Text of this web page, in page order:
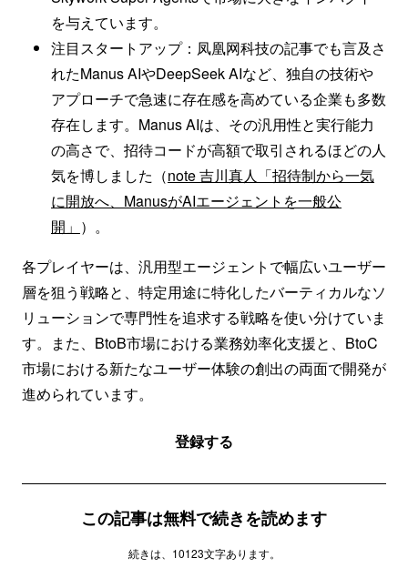
を与えています。
注目スタートアップ：凤凰网科技の記事でも言及さ
れたManus AIやDeepSeek AIなど、独自の技術や
アプローチで急速に存在感を高めている企業も多数
存在します。Manus AIは、その汎用性と実行能力
の高さで、招待コードが高額で取引されるほどの人
気を博しました（note 吉川真人「招待制から一気
に開放へ、ManusがAIエージェントを一般公
開」 ）。
各プレイヤーは、汎用型エージェントで幅広いユーザー
層を狙う戦略と、特定用途に特化したバーティカルなソ
リューションで専門性を追求する戦略を使い分けていま
す。また、BtoB市場における業務効率化支援と、BtoC
市場における新たなユーザー体験の創出の両面で開発が
進められています。
登録する
この記事は無料で続きを読めます
続きは、10123文字あります。